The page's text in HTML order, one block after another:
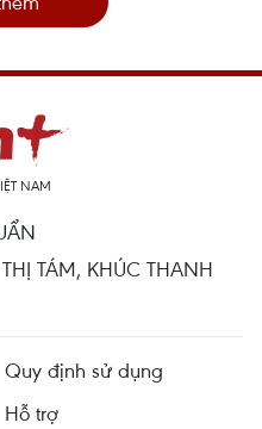
NAM
TÁM, KHÚC THANH
Quy định sử dụng
Hỗ trợ